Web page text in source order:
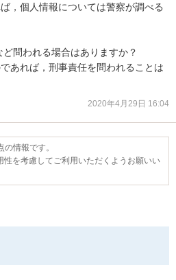
，個人情報については警察が調べる
問われる場合はありますか？
あれば，刑事責任を問われることは
2020年4月29日 16:04
情報です。
性を考慮してご利用いただくようお願いい